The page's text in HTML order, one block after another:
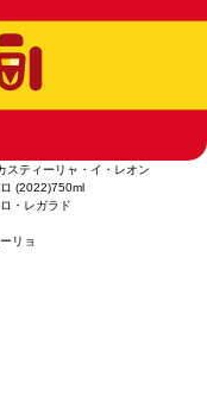
スティーリャ・イ・レオン
(2022)750ml
・レガラド
リョ